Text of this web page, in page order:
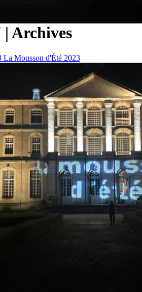
Archives
La Mousson d'Été 2023